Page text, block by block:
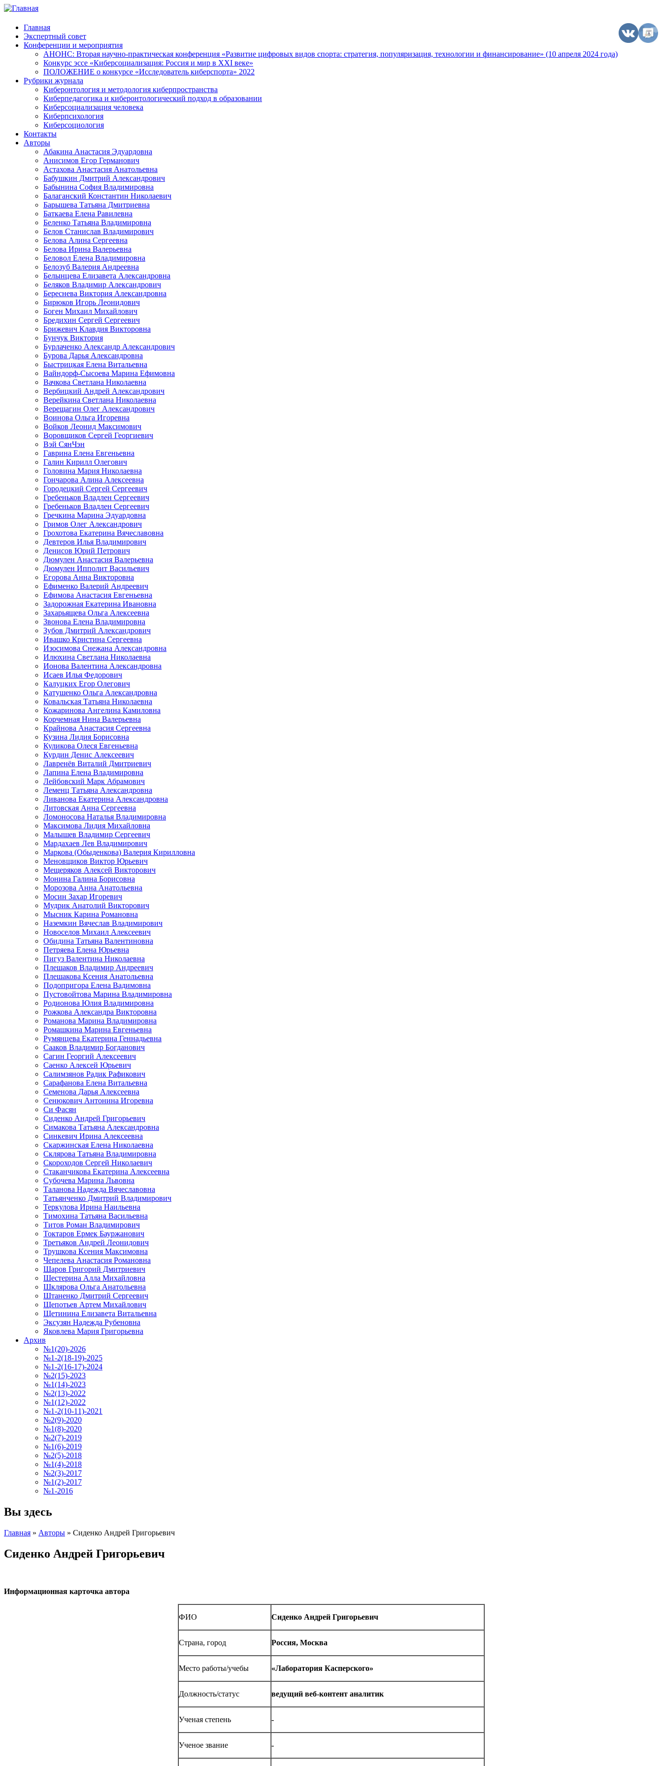
Главная
Экспертный совет
Конференции и мероприятия
АНОНС: Вторая научно-практическая конференция «Развитие цифровых видов спорта: стратегия, популяризация, технологии и финансирование» (10 апреля 2024 года)
Конкурс эссе «Киберсоциализация: Россия и мир в XXI веке»
ПОЛОЖЕНИЕ о конкурсе «Исследователь киберспорта» 2022
Рубрики журнала
Киберонтология и методология киберпространства
Киберпедагогика и киберонтологический подход в образовании
Киберсоциализация человека
Киберпсихология
Киберсоциология
Контакты
Авторы
Абакина Анастасия Эдуардовна
Анисимов Егор Германович
Астахова Анастасия Анатольевна
Бабушкин Дмитрий Александрович
Бабынина София Владимировна
Балаганский Константин Николаевич
Барышева Татьяна Дмитриевна
Баткаева Елена Равилевна
Беленко Татьяна Владимировна
Белов Станислав Владимирович
Белова Алина Сергеевна
Белова Ирина Валерьевна
Беловол Елена Владимировна
Белозуб Валерия Андреевна
Белынцева Елизавета Александровна
Беляков Владимир Александрович
Береснева Виктория Александровна
Бирюков Игорь Леонидович
Боген Михаил Михайлович
Бредихин Сергей Сергеевич
Брижевич Клавдия Викторовна
Бунчук Виктория
Бурлаченко Александр Александрович
Бурова Дарья Александровна
Быстрицкая Елена Витальевна
Вайндорф-Сысоева Марина Ефимовна
Вачкова Светлана Николаевна
Вербицкий Андрей Александрович
Верейкина Светлана Николаевна
Верещагин Олег Александрович
Воинова Ольга Игоревна
Войков Леонид Максимович
Воровщиков Сергей Георгиевич
Вэй СянЧэн
Гаврина Елена Евгеньевна
Галин Кирилл Олегович
Головина Мария Николаевна
Гончарова Алина Алексеевна
Городецкий Сергей Сергеевич
Гребеньков Владлен Сергеевич
Гребеньков Владлен Сергеевич
Гречкина Марина Эдуардовна
Гримов Олег Александрович
Грохотова Екатерина Вячеславовна
Девтеров Илья Владимирович
Денисов Юрий Петрович
Дюмулен Анастасия Валерьевна
Дюмулен Ипполит Васильевич
Егорова Анна Викторовна
Ефименко Валерий Андреевич
Ефимова Анастасия Евгеньевна
Задорожная Екатерина Ивановна
Захарьящева Ольга Алексеевна
Звонова Елена Владимировна
Зубов Дмитрий Александрович
Ивашко Кристина Сергеевна
Изосимова Снежана Александровна
Илюхина Светлана Николаевна
Ионова Валентина Александровна
Исаев Илья Федорович
Калуцких Егор Олегович
Катушенко Ольга Александровна
Ковальская Татьяна Николаевна
Кожаринова Ангелина Камиловна
Корчемная Нина Валерьевна
Крайнова Анастасия Сергеевна
Кузина Лидия Борисовна
Куликова Олеся Евгеньевна
Курдин Денис Алексеевич
Лавренёв Виталий Дмитриевич
Лапина Елена Владимировна
Лейбовский Марк Абрамович
Леменц Татьяна Александровна
Ливанова Екатерина Александровна
Литовская Анна Сергеевна
Ломоносова Наталья Владимировна
Максимова Лидия Михайловна
Малышев Владимир Сергеевич
Мардахаев Лев Владимирович
Маркова (Обыденкова) Валерия Кирилловна
Меновщиков Виктор Юрьевич
Мещеряков Алексей Викторович
Монина Галина Борисовна
Морозова Анна Анатольевна
Мосин Захар Игоревич
Мудрик Анатолий Викторович
Мысник Карина Романовна
Наземкин Вячеслав Владимирович
Новоселов Михаил Алексеевич
Обидина Татьяна Валентиновна
Петряева Елена Юрьевна
Пигуз Валентина Николаевна
Плешаков Владимир Андреевич
Плешакова Ксения Анатольевна
Подопригора Елена Вадимовна
Пустовойтова Марина Владимировна
Родионова Юлия Владимировна
Рожкова Александра Викторовна
Романова Марина Владимировна
Ромашкина Марина Евгеньевна
Румянцева Екатерина Геннадьевна
Сааков Владимир Богданович
Сагин Георгий Алексеевич
Саенко Алексей Юрьевич
Салимзянов Радик Рафикович
Сарафанова Елена Витальевна
Семенова Дарья Алексеевна
Сенюкович Антонина Игоревна
Си Фасян
Сиденко Андрей Григорьевич
Симакова Татьяна Александровна
Синкевич Ирина Алексеевна
Скаржинская Елена Николаевна
Склярова Татьяна Владимировна
Скороходов Сергей Николаевич
Стаканчикова Екатерина Алексеевна
Субочева Марина Львовна
Таланова Надежда Вячеславовна
Татьянченко Дмитрий Владимирович
Теркулова Ирина Наильевна
Тимохина Татьяна Васильевна
Титов Роман Владимирович
Токтаров Ермек Бауржанович
Третьяков Андрей Леонидович
Трушкова Ксения Максимовна
Чепелева Анастасия Романовна
Шаров Григорий Дмитриевич
Шестерина Алла Михайловна
Шклярова Ольга Анатольевна
Штаненко Дмитрий Сергеевич
Щепотьев Артем Михайлович
Щетинина Елизавета Витальевна
Эксузян Надежда Рубеновна
Яковлева Мария Григорьевна
Архив
№1(20)-2026
№1-2(18-19)-2025
№1-2(16-17)-2024
№2(15)-2023
№1(14)-2023
№2(13)-2022
№1(12)-2022
№1-2(10-11)-2021
№2(9)-2020
№1(8)-2020
№2(7)-2019
№1(6)-2019
№2(5)-2018
№1(4)-2018
№2(3)-2017
№1(2)-2017
№1-2016
Вы здесь
Главная » Авторы » Сиденко Андрей Григорьевич
Сиденко Андрей Григорьевич
Информационная карточка автора
ФИО Сиденко Андрей Григорьевич
Страна, город Россия, Москва
Место работы/учебы «Лаборатория Касперского»
Должность/статус ведущий веб-контент аналитик
Ученая степень -
Ученое звание -